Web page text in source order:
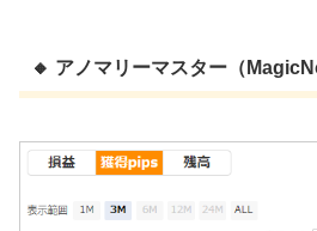
🔸 アノマリーマスター（